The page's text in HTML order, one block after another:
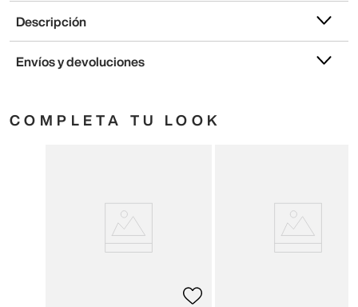
Descripción
Envíos y devoluciones
COMPLETA TU LOOK